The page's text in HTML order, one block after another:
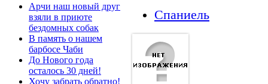
Арчи наш новый друг
взяли в приюте
бездомных собак
В память о нашем
барбосе Чаби
До Нового года
осталось 30 дней!
Хочу забрать обратно!
Спаниель